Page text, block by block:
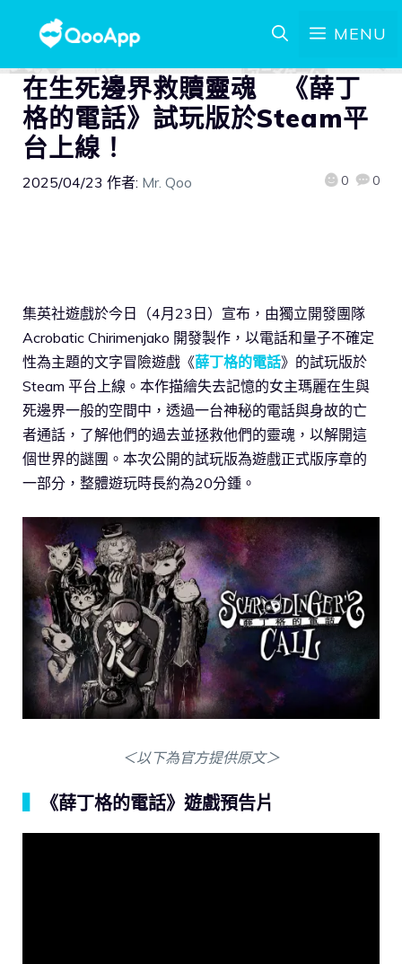
MENU
在生死邊界救贖靈魂 《薛丁
格的電話》試玩版於Steam平
台上線！
2025/04/23 作者: Mr. Qoo 0 0
集英社遊戲於今日（4月23日）宣布，由獨立開發團隊
Acrobatic Chirimenjako 開發製作，以電話和量子不確定
性為主題的文字冒險遊戲《薛丁格的電話》的試玩版於
Steam 平台上線。本作描繪失去記憶的女主瑪麗在生與
死邊界一般的空間中，透過一台神秘的電話與身故的亡
者通話，了解他們的過去並拯救他們的靈魂，以解開這
個世界的謎團。本次公開的試玩版為遊戲正式版序章的
一部分，整體遊玩時長約為20分鍾。
＜以下為官方提供原文＞
《薛丁格的電話》遊戲預告片